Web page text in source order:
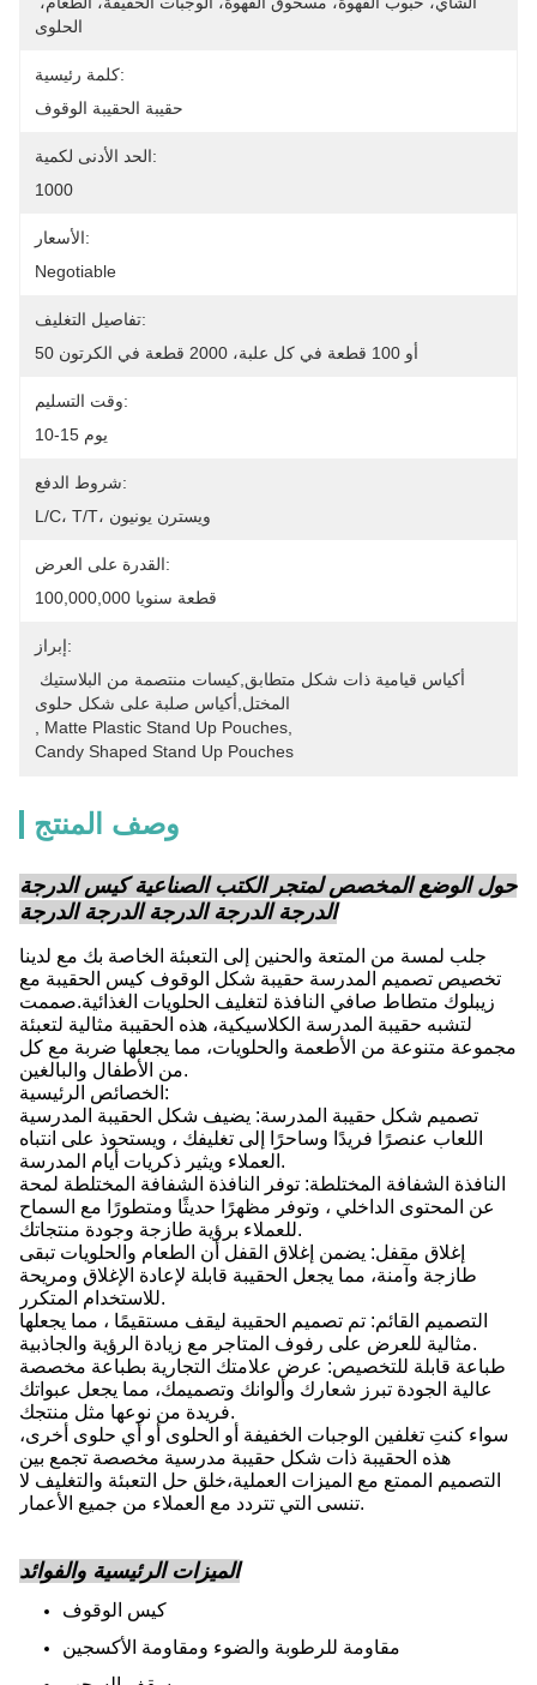
الحلوى
كلمة رئيسية:
حقيبة الحقيبة الوقوف
الحد الأدنى لكمية:
1000
الأسعار:
Negotiable
تفاصيل التغليف:
50 أو 100 قطعة في كل علبة، 2000 قطعة في الكرتون
وقت التسليم:
10-15 يوم
شروط الدفع:
L/C، T/T، ويسترن يونيون
القدرة على العرض:
100,000,000 قطعة سنويا
إبراز:
المختل,أكياس صلبة على شكل حلوى
Matte Plastic Stand Up Pouches
Candy Shaped Stand Up Pouches
وصف المنتج
حول الوضع المخصص لمتجر الكتب الصناعية كيس الدرجة
الدرجة الدرجة الدرجة الدرجة الدرجة
جلب لمسة من المتعة والحنين إلى التعبئة الخاصة بك مع لدينا
تخصيص تصميم المدرسة حقيبة شكل الوقوف كيس الحقيبة مع
زيبلوك متطاط صافي النافذة لتغليف الحلويات الغذائية.صممت
لتشبه حقيبة المدرسة الكلاسيكية، هذه الحقيبة مثالية لتعبئة
مجموعة متنوعة من الأطعمة والحلويات، مما يجعلها ضربة مع كل
من الأطفال والبالغين.
الخصائص الرئيسية:
تصميم شكل حقيبة المدرسة: يضيف شكل الحقيبة المدرسية
اللعاب عنصرًا فريدًا وساحرًا إلى تغليفك ، ويستحوذ على انتباه
العملاء ويثير ذكريات أيام المدرسة.
النافذة الشفافة المختلطة: توفر النافذة الشفافة المختلطة لمحة
عن المحتوى الداخلي ، وتوفر مظهرًا حديثًا ومتطورًا مع السماح
للعملاء برؤية طازجة وجودة منتجاتك.
إغلاق مقفل: يضمن إغلاق القفل أن الطعام والحلويات تبقى
طازجة وآمنة، مما يجعل الحقيبة قابلة لإعادة الإغلاق ومريحة
للاستخدام المتكرر.
التصميم القائم: تم تصميم الحقيبة ليقف مستقيمًا ، مما يجعلها
مثالية للعرض على رفوف المتاجر مع زيادة الرؤية والجاذبية.
طباعة قابلة للتخصيص: عرض علامتك التجارية بطباعة مخصصة
عالية الجودة تبرز شعارك وألوانك وتصميمك، مما يجعل عبواتك
فريدة من نوعها مثل منتجك.
سواء كنتِ تغلفين الوجبات الخفيفة أو الحلوى أو أي حلوى أخرى،
هذه الحقيبة ذات شكل حقيبة مدرسية مخصصة تجمع بين
التصميم الممتع مع الميزات العملية،خلق حل التعبئة والتغليف لا
تنسى التي تتردد مع العملاء من جميع الأعمار.
الميزات الرئيسية والفوائد
كيس الوقوف
مقاومة للرطوبة والضوء ومقاومة الأكسجين